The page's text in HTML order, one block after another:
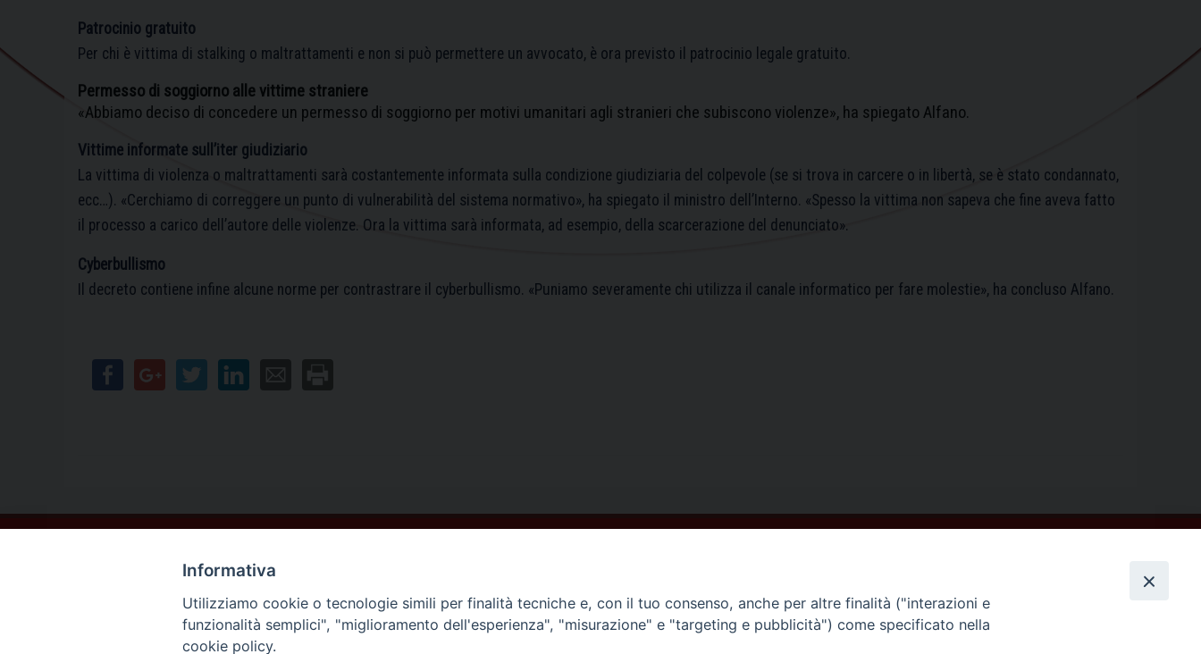
Patrocinio gratuito
Per chi è vittima di stalking o maltrattamenti e non si può permettere un avvocato, è ora previsto il patrocinio legale gratuito.
Permesso di soggiorno alle vittime straniere
«Abbiamo deciso di concedere un permesso di soggiorno per motivi umanitari agli stranieri che subiscono violenze», ha spiegato Alfano.
Vittime informate sull’iter giudiziario
La vittima di violenza o maltrattamenti sarà costantemente informata sulla condizione giudiziaria del colpevole (se si trova in carcere o in libertà, se è stato condannato,
ecc…). «Cerchiamo di correggere un punto di vulnerabilità del sistema normativo», ha spiegato il ministro dell’Interno. «Spesso la vittima non sapeva che fine aveva fatto
il processo a carico dell’autore delle violenze. Ora la vittima sarà informata, ad esempio, della scarcerazione del denunciato».
Cyberbullismo
Il decreto contiene infine alcune norme per contrastrare il cyberbullismo. «Puniamo severamente chi utilizza il canale informatico per fare molestie», ha concluso Alfano.
Vico Sant’Anna 1 – 80053 Castellammare di Stabia (NA)
Via San Bartolomeo 72 – 80053 Castellammare di Stabia (NA)
Informativa
Utilizziamo cookie o tecnologie simili per finalità tecniche e, con il tuo consenso, anche per altre finalità ("interazioni e
funzionalità semplici", "miglioramento dell'esperienza", "misurazione" e "targeting e pubblicità") come specificato nella
cookie policy.